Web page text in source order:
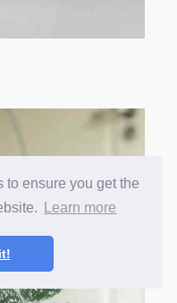
ensure you get the
Learn more